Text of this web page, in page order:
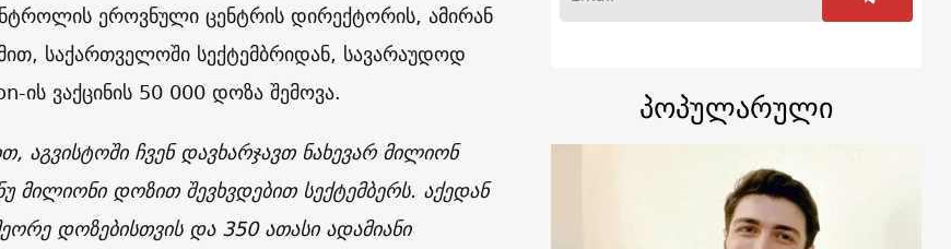
ეროვნული ცენტრის დირექტორის, ამირან
საქართველოში სექტემბრიდან, სავარაუდოდ
ის ვაქცინის 50 000 დოზა შემოვა.
აგვისტოში ჩვენ დავხარჯავთ ნახევარ მილიონ
მილიონი დოზით შევხვდებით სექტემბერს. აქედან
დოზებისთვის და 350 ათასი ადამიანი
პოპულარული